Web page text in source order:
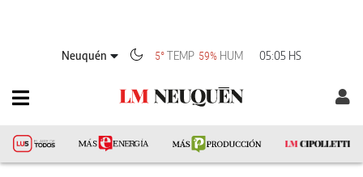
Neuquén 5°TEMP 59% HUM 05:05 HS